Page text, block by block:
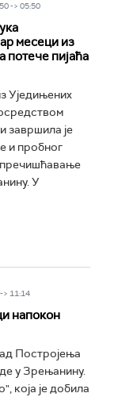
-> 05:50
месеци из
потече пијаћа
Уједињених
завршила је
и пробног
У
11:14
напокон
Постројења
у Зрењанину.
која је добила